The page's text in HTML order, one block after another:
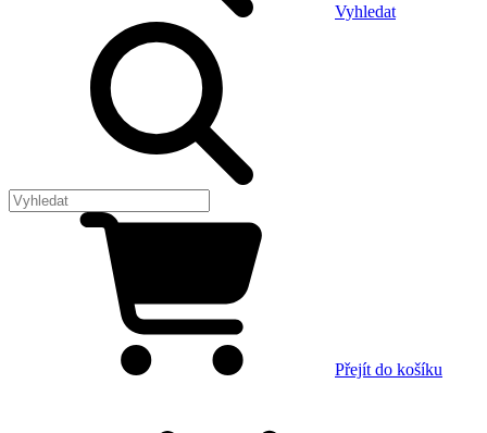
Vyhledat
Přejít do košíku